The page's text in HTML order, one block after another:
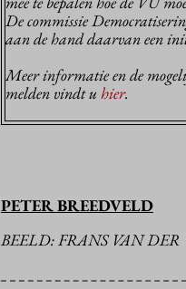
De commissie
aan de hand daarvan een
Meer informatie en de
melden vindt u hier.
PETER BREEDVELD
BEELD: FRANS VAN